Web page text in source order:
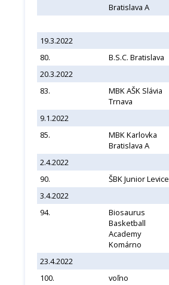
Bratislava A
19.3.2022
80.
B.S.C. Bratislava
20.3.2022
83.
MBK AŠK Slávia
Trnava
9.1.2022
85.
MBK Karlovka
Bratislava A
2.4.2022
90.
ŠBK Junior Levice
3.4.2022
94.
Biosaurus
Basketball
Academy
Komárno
23.4.2022
100.
voľno